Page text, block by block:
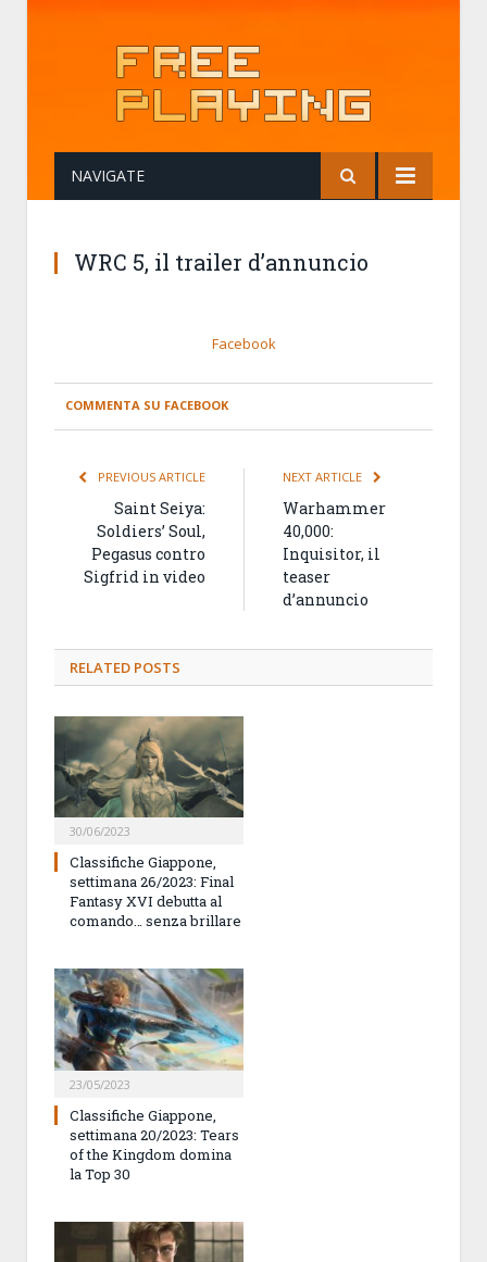
NAVIGATE
WRC 5, il trailer d’annuncio
Facebook
COMMENTA SU FACEBOOK
PREVIOUS ARTICLE
Saint Seiya:
Soldiers’ Soul,
Pegasus contro
Sigfrid in video
NEXT ARTICLE
Warhammer
40,000:
Inquisitor, il
teaser
d’annuncio
RELATED POSTS
30/06/2023
Classifiche Giappone,
settimana 26/2023: Final
Fantasy XVI debutta al
comando… senza brillare
23/05/2023
Classifiche Giappone,
settimana 20/2023: Tears
of the Kingdom domina
la Top 30